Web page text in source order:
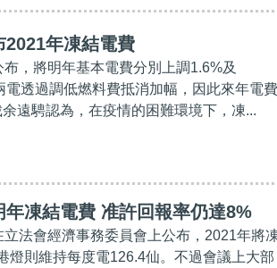
2021年凍結電費
，將明年基本電費分別上調1.6%及
透過調低燃料費抵消加幅，因此來年電費
遠騁認為，在疫情的困難環境下，凍...
年凍結電費 准許回報率仍達8%
法會經濟事務委員會上公布，2021年將
燈則維持每度電126.4仙。不過會議上大部